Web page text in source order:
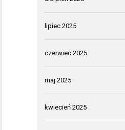
lipiec 2025
czerwiec 2025
maj 2025
kwiecień 2025